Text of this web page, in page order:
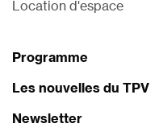
Location d'espace
Programme
Les nouvelles du TPV
Newsletter